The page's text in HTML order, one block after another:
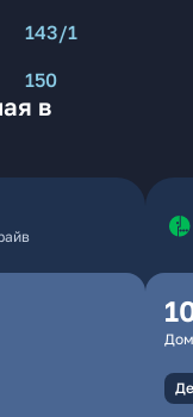
143/1
150
в